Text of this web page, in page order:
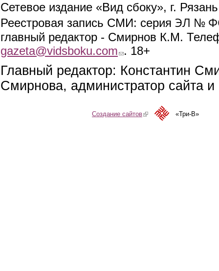
Сетевое издание «Вид сбоку», г.
Реестровая запись СМИ: серия ЭЛ №
главный редактор - Смирнов К.М.
gazeta@vidsboku.com (link sends e-mail)
. 18+
Главный редактор: Константин
Смирнова, администратор сайта
Создание сайтов(link is external)«Три-В»